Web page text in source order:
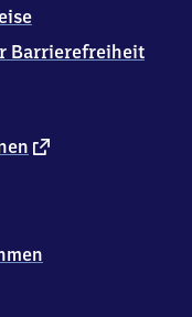
externer
Barrierefreiheit